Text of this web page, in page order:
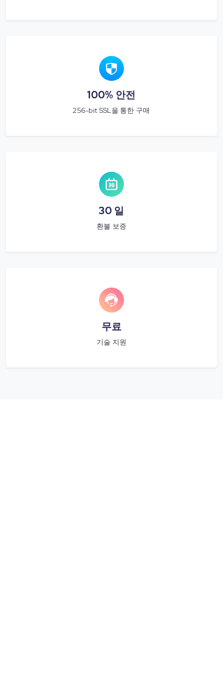
100% 안전
256-bit SSL을 통한 구매
30 일
환불 보증
무료
기술 지원